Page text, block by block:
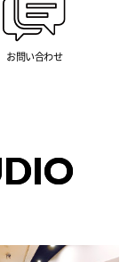
お問い合わせ